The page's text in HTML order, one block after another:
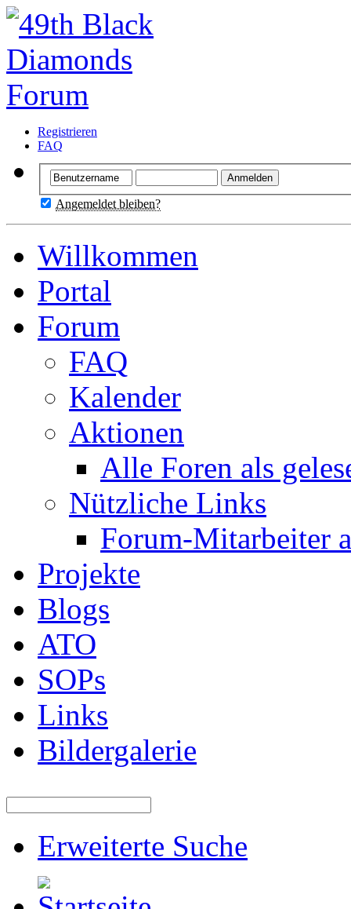
Registrieren
FAQ
Angemeldet bleiben?
Willkommen
Portal
Forum
FAQ
Kalender
Aktionen
Alle Foren als
Nützliche Links
Forum-Mitarbeiter
Projekte
Blogs
ATO
SOPs
Links
Bildergalerie
Erweiterte Suche